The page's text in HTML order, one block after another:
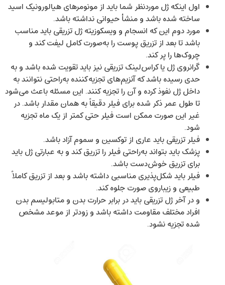
اول اینکه ژل موردنظر شما باید از مونومرهای هیالورونیک اسید
ساخته شده باشد و منشأ حیوانی نداشته باشد.
مورد دوم این که انسجام و ویسکوزیته ژل تزریقی باید مناسب
باشد تا بعد از تزریق پوست را به‌صورت کامل لیفت کند و
چروک‌ها را پر کند.
گرانروی ژل یا کراس‌لینک تزریقی نیز باید تقویت شده باشد و به
حدی رسیده باشد که آنزیم‌های تجزیه‌کننده به‌راحتی نتوانند به
داخل ژل نفوذ کرده و آن را تجزیه کنند. این مسئله باعث می‌شود
تا طول عمر ذکر شده برای فیلر دقیقاً به همان مقدار باشد. در
غیر این صورت ممکن است فیلر حتی کمتر از یک ماه تجزیه
شود.
فیلر تزریقی باید عاری از توکسین و سموم آزاد باشد.
پزشک باید بتواند به‌راحتی فیلر را تزریق کند و به عبارتی ژل باید
برای تزریق خوش‌دست باشد.
فیلر باید شکل‌پذیری مناسبی داشته باشد و بعد از تزریق کاملاً
طبیعی و زیباروی صورت جلوه کند.
و در آخر ژل تزریقی باید در برابر حرارت بدن و متابولیسم بدن
افراد مختلف مقاومت داشته باشد و زودتر از موعد مشخص
شده تجزیه نشود.